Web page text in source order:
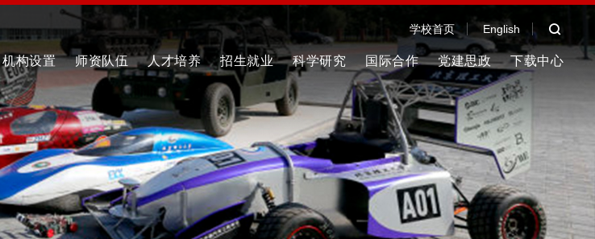
学校首页 English
机构设置 师资队伍 人才培养 招生就业 科学研究 国际合作 党建思政 下载中心